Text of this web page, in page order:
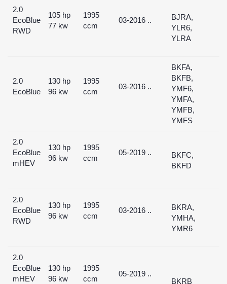
2.0
EcoBlue
RWD
105 hp
77 kw
1995
ccm
03-2016 ..
BJRA,
YLR6,
YLRA
2.0
EcoBlue
130 hp
96 kw
1995
ccm
03-2016 ..
BKFA,
BKFB,
YMF6,
YMFA,
YMFB,
YMFS
2.0
EcoBlue
mHEV
130 hp
96 kw
1995
ccm
05-2019 ..
BKFC,
BKFD
2.0
EcoBlue
RWD
130 hp
96 kw
1995
ccm
03-2016 ..
BKRA,
YMHA,
YMR6
2.0
EcoBlue
mHEV
130 hp
96 kw
1995
ccm
05-2019 ..
BKRB